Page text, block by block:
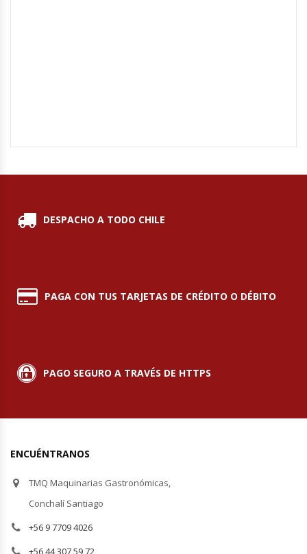
Moledoras De Carne
Mural De Lácteos
Ollas Arroceras
Ovilladoras – Divisoras De Masa
DESPACHO A TODO CHILE
PAGA CON TUS TARJETAS DE CRÉDITO O DÉBITO
PAGO SEGURO A TRAVÉS DE HTTPS
ENCUÉNTRANOS
TMQ Maquinarias Gastronómicas,
Conchalí Santiago
+56 9 7709 4026
+56 44 307 59 72